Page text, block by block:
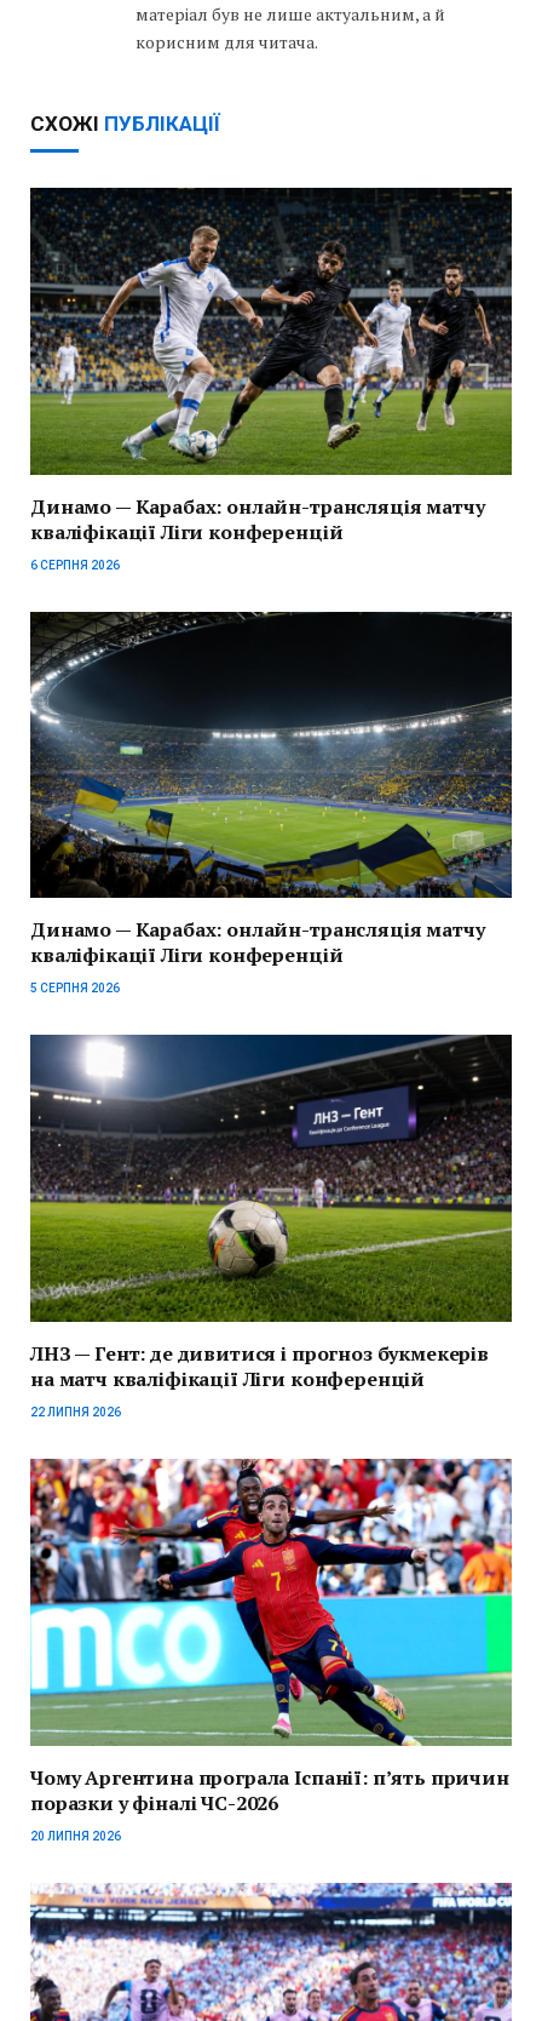
матеріал був не лише актуальним, а й
корисним для читача.
СХОЖІ ПУБЛІКАЦІЇ
Динамо — Карабах: онлайн-трансляція матчу
кваліфікації Ліги конференцій
6 СЕРПНЯ 2026
Динамо — Карабах: онлайн-трансляція матчу
кваліфікації Ліги конференцій
5 СЕРПНЯ 2026
ЛНЗ — Гент: де дивитися і прогноз букмекерів
на матч кваліфікації Ліги конференцій
22 ЛИПНЯ 2026
Чому Аргентина програла Іспанії: п’ять причин
поразки у фіналі ЧС-2026
20 ЛИПНЯ 2026